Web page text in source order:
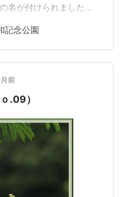
名が付けられました。
ように手で触れると閉
に葉が閉じるのとは逆
が開いているといいま
んでしたが。 開花時期
い花をたくさん咲かせ
記念公園
前
.09）